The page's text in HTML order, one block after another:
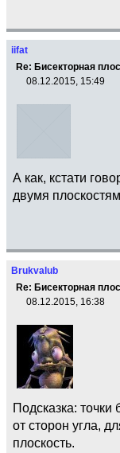
iifat
Re: Бисекторная
08.12.2015, 15:49
А как, кстати
двумя
Brukvalub
Re: Бисекторная
08.12.2015, 16:38
Подсказка: точки
от сторон угла,
плоскость.